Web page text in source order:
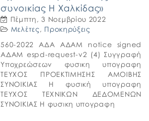
συνοικίας Η Χαλκίδας»
Πέμπτη, 3 Νοεμβρίου 2022
Μελέτες, Προκηρύξεις
560-2022 ΑΔΑ ΑΔΑΜ notice signed
ΑΔΑΜ espd-request-v2 (4) Συγγραφή
Υποχρεώσεων φυσικη υπογραφη
ΤΕΥΧΟΣ ΠΡΟΕΚΤΙΜΗΣΗΣ ΑΜΟΙΒΗΣ
ΣΥΝΟΙΚΙΑΣ Η φυσική υπογραφη
ΤΕΥΧΟΣ ΤΕΧΝΙΚΩΝ ΔΕΔΟΜΕΝΩΝ
ΣΥΝΟΙΚΙΑΣ Η φυσικη υπογραφη